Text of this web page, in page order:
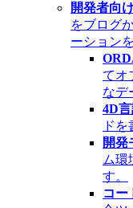
開発者向
をブログ
ーション
てオ
なデ
4D
ド
開発
ム環
す。
コー